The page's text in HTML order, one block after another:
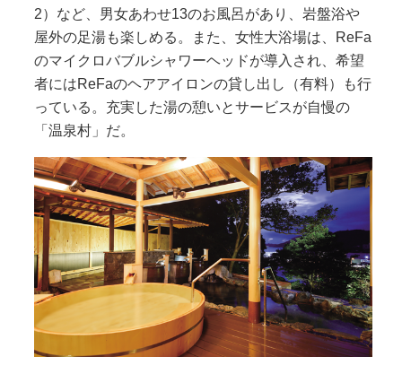
2）など、男女あわせ13のお風呂があり、岩盤浴や
屋外の足湯も楽しめる。また、女性大浴場は、ReFa
のマイクロバブルシャワーヘッドが導入され、希望
者にはReFaのヘアアイロンの貸し出し（有料）も行
っている。充実した湯の憩いとサービスが自慢の
「温泉村」だ。